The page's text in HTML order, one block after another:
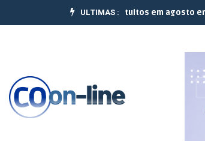
ULTIMAS :
10 cursos gratuitos em agosto em Otacílio